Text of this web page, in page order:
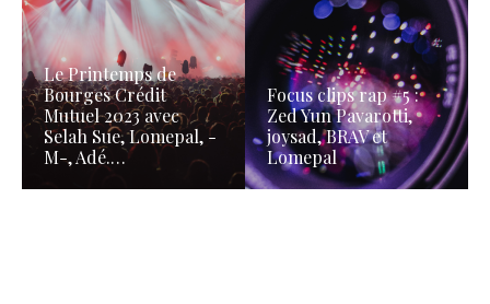
Le Printemps de
Bourges Crédit
Mutuel 2023 avec
Selah Sue, Lomepal, -
M-, Adé.…
Focus clips rap #5 :
Zed Yun Pavarotti,
joysad, BRAV et
Lomepal